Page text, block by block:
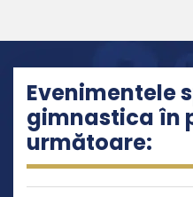
Evenimentele
gimnastica în
următoare: